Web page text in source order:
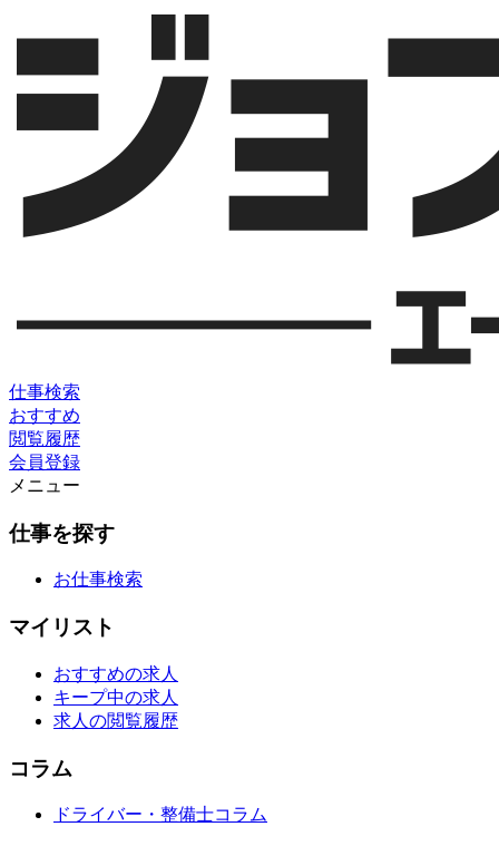
仕事検索
おすすめ
閲覧履歴
会員登録
メニュー
仕事を探す
お仕事検索
マイリスト
おすすめの求人
キープ中の求人
求人の閲覧履歴
コラム
ドライバー・整備士コラム